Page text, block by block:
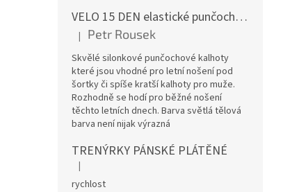
VELO 15 DEN elastické punčochové kalhoty
Hodnocení produktu je 5 z 5 hvězdiček.
| Petr Rousek
Skvělé silonkové punčochové kalhoty
které jsou vhodné pro letní nošení pod
šortky či spíše kratší kalhoty pro muže.
Rozhodně se hodí pro běžné nošení
těchto letních dnech. Barva světlá tělová
barva není nijak výrazná
TRENÝRKY PÁNSKÉ PLÁTĚNÉ
Hodnocení produktu je 5 z 5 hvězdiček.
|
rychlost